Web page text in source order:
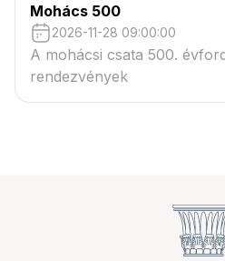
Mohács 500
2026-11-28 09:00:00
A mohácsi csata 500.
rendezvények